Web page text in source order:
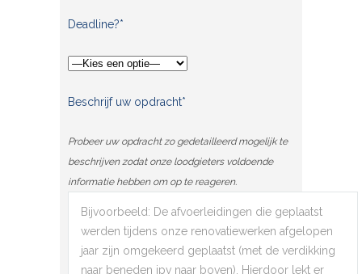
Deadline?*
Beschrijf uw opdracht*
Probeer uw opdracht zo gedetailleerd mogelijk te
beschrijven zodat onze loodgieters voldoende
informatie hebben om op te reageren.